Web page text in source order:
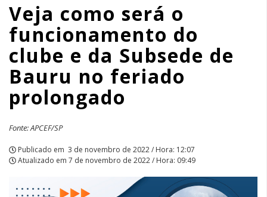
Subsede
de
Bauru
no
feriado
prolongado
|
APCEF/SP
Veja como será o
funcionamento do
clube e da Subsede de
Bauru no feriado
prolongado
Fonte: APCEF/SP
Publicado em 3 de novembro de 2022 / Hora: 12:07
Atualizado em 7 de novembro de 2022 / Hora: 09:49